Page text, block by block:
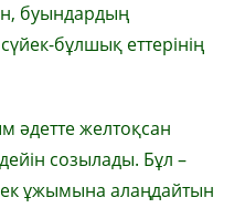
буындардың
бұлшық еттерінің
әдетте желтоқсан
созылады. Бұл –
ұжымына алаңдайтын